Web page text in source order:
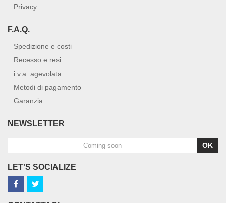
Privacy
F.A.Q.
Spedizione e costi
Recesso e resi
i.v.a. agevolata
Metodi di pagamento
Garanzia
NEWSLETTER
OK
LET'S SOCIALIZE